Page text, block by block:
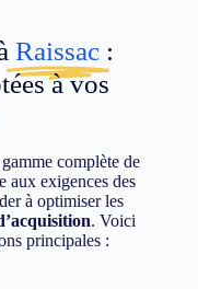
Raissac :
à vos
complète de
aux exigences des
à optimiser les
. Voici
principales :